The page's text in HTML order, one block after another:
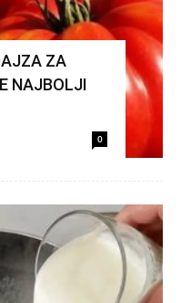
ZA
NAJBOLJI
0